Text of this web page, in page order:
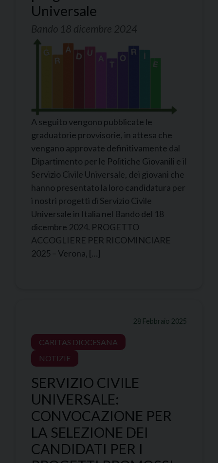
Universale
Bando 18 dicembre 2024
A seguito vengono pubblicate le
graduatorie provvisorie, in attesa che
vengano approvate definitivamente dal
Dipartimento per le Politiche Giovanili e il
Servizio Civile Universale, dei giovani che
hanno presentato la loro candidatura per
i nostri progetti di Servizio Civile
Universale in Italia nel Bando del 18
dicembre 2024. PROGETTO
ACCOGLIERE PER RICOMINCIARE
2025 – Verona, […]
28 Febbraio 2025
CARITAS DIOCESANA
NOTIZIE
SERVIZIO CIVILE
UNIVERSALE:
CONVOCAZIONE PER
LA SELEZIONE DEI
CANDIDATI PER I